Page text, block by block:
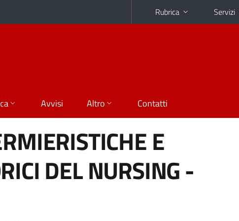
Rubrica Servizi
Avvisi Altro Contatti
E
DEL NURSING -